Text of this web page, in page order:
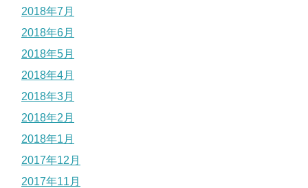
2018年7月
2018年6月
2018年5月
2018年4月
2018年3月
2018年2月
2018年1月
2017年12月
2017年11月